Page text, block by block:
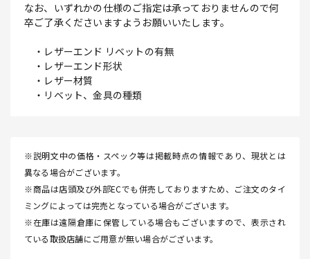
なお、いずれかの仕様のご指定は承っておりませんので何
卒ご了承くださいますようお願いいたします。
・レザーエンド リベットの有無
・レザーエンド形状
・レザー材質
・リベット、金具の種類
※説明文中の価格・スペック等は掲載時点の情報であり、現状とは
異なる場合がございます。
※商品は店頭及び外部ECでも併売しておりますため、ご注文のタイ
ミングによっては完売となっている場合がございます。
※在庫は遠隔倉庫に保管している場合もございますので、表示され
ている取扱店舗にご用意が無い場合がございます。